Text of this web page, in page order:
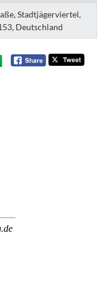
Stadtjägerviertel,
Deutschland